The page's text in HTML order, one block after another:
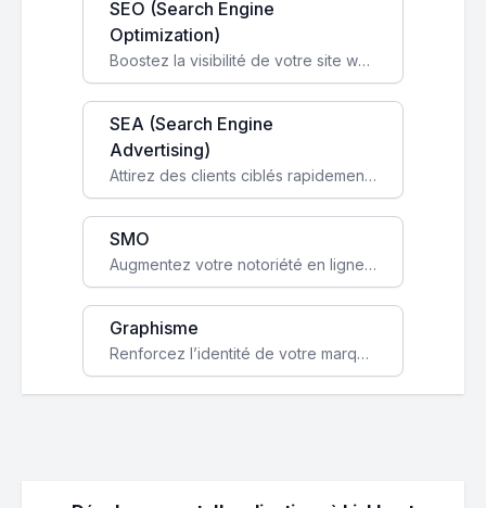
SEO (Search Engine
Optimization)
Boostez la visibilité de votre site web sur Google et attirez du trafic qualifié grâce à nos stratégies SEO.
SEA (Search Engine
Advertising)
Attirez des clients ciblés rapidement avec des campagnes publicitaires payantes optimisées pour vos objectifs.
SMO
Augmentez votre notoriété en ligne et stimulez la croissance de votre entreprise grâce à une stratégie sociale sur mesure.
Graphisme
Renforcez l’identité de votre marque avec un design unique qui capte l’attention et engage vos clients.